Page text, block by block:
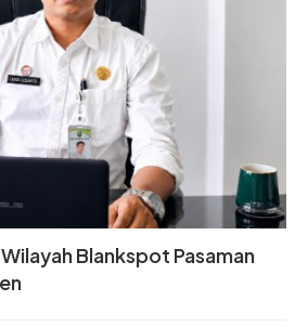
Blankspot Pasaman